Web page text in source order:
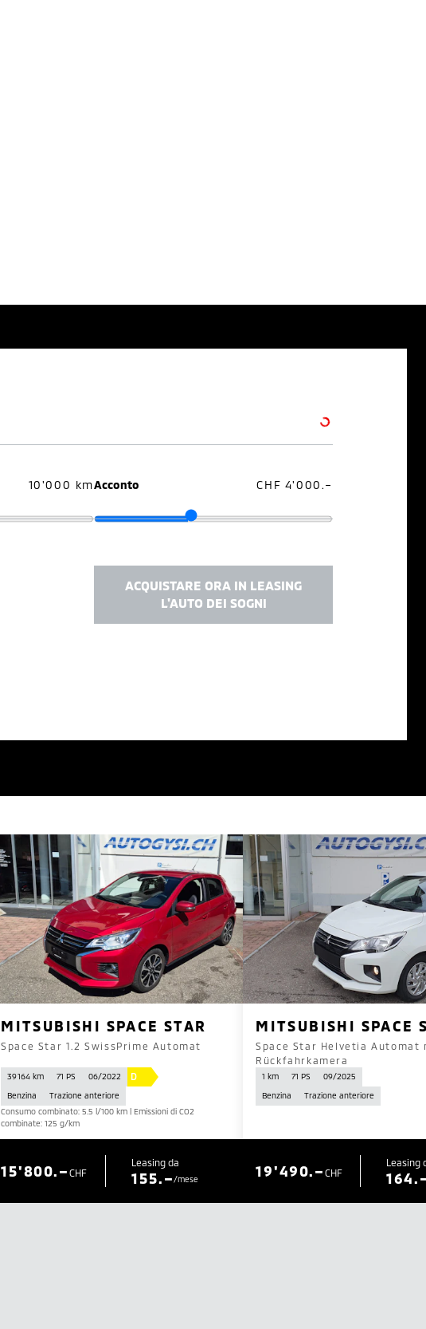
10'000 kmAcconto CHF 4'000.–
ACQUISTARE ORA IN LEASING
L'AUTO DEI SOGNI
MITSUBISHI SPACE STAR
Space Star 1.2 SwissPrime Automat
39 164 km 71 PS 06/2022 D
Benzina
Trazione anteriore
Consumo combinato: 5.5 l/100 km | Emissioni di CO2
combinate: 125 g/km
CHF
15'800.– Leasing da
155.–/mese
MITSUBISHI SPACE
Space Star Helvetia Automat
Rückfahrkamera
1 km 71 PS
09/2025
Benzina
Trazione anteriore
CHF
19'490.– Leasing